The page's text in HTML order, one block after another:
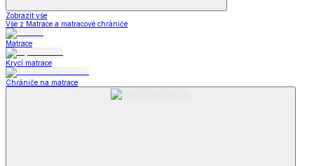
Zobrazit vše
Vše z Matrace a matracové chrániče
Matrace
Krycí matrace
Chrániče na matrace